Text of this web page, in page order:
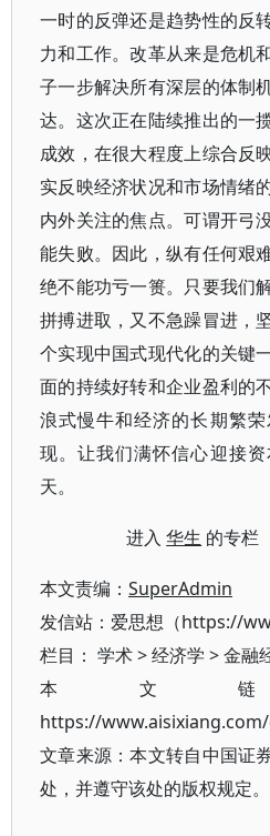
一时的反弹还是趋势性的反
力和工作。改革从来是危机
子一步解决所有深层的体制
达。这次正在陆续推出的一
成效，在很大程度上综合反
实反映经济状况和市场情绪
内外关注的焦点。可谓开弓
能失败。因此，纵有任何艰
绝不能功亏一篑。只要我们
拼搏进取，又不急躁冒进，
个实现中国式现代化的关键
面的持续好转和企业盈利的
浪式慢牛和经济的长期繁
现。让我们满怀信心迎接
天。
进入华生 的专栏
本文责编： SuperAdmin
发信站：爱思想（https://
栏目： 学术>经济学 >金融
本文
https://
文章来源：本文转自中国证
处，并遵守该处的版权规定。